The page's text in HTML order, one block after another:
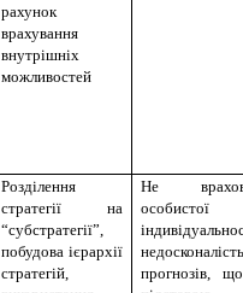
рахунок
врахування
внутрішніх
можливостей
Розділення
стратегії на
“субстратегії”,
побудова ієрархії
стратегій,
Не
особистої
прогнозів,